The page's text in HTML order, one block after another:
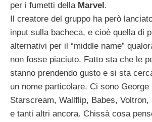
per i fumetti della Marvel .
Il creatore del gruppo ha però
input sulla bacheca, e cioè quella di
alternativi per il “middle name”
non fosse piaciuto. Fatto sta che le
stanno prendendo gusto e si sta
un nome particolare. Ci sono
Starscream, Wallflip, Babes,
e tanti altri ancora. Chissà cosa